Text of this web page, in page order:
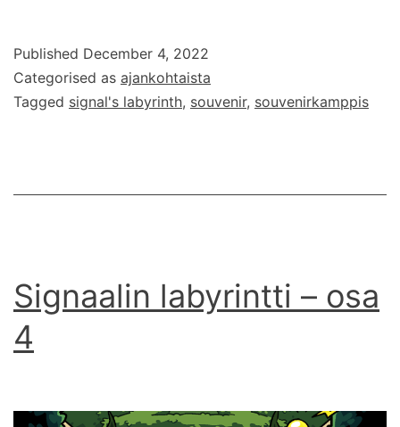
Published December 4, 2022
Categorised as ajankohtaista
Tagged signal's labyrinth, souvenir, souvenirkamppis
Signaalin labyrintti – osa
4